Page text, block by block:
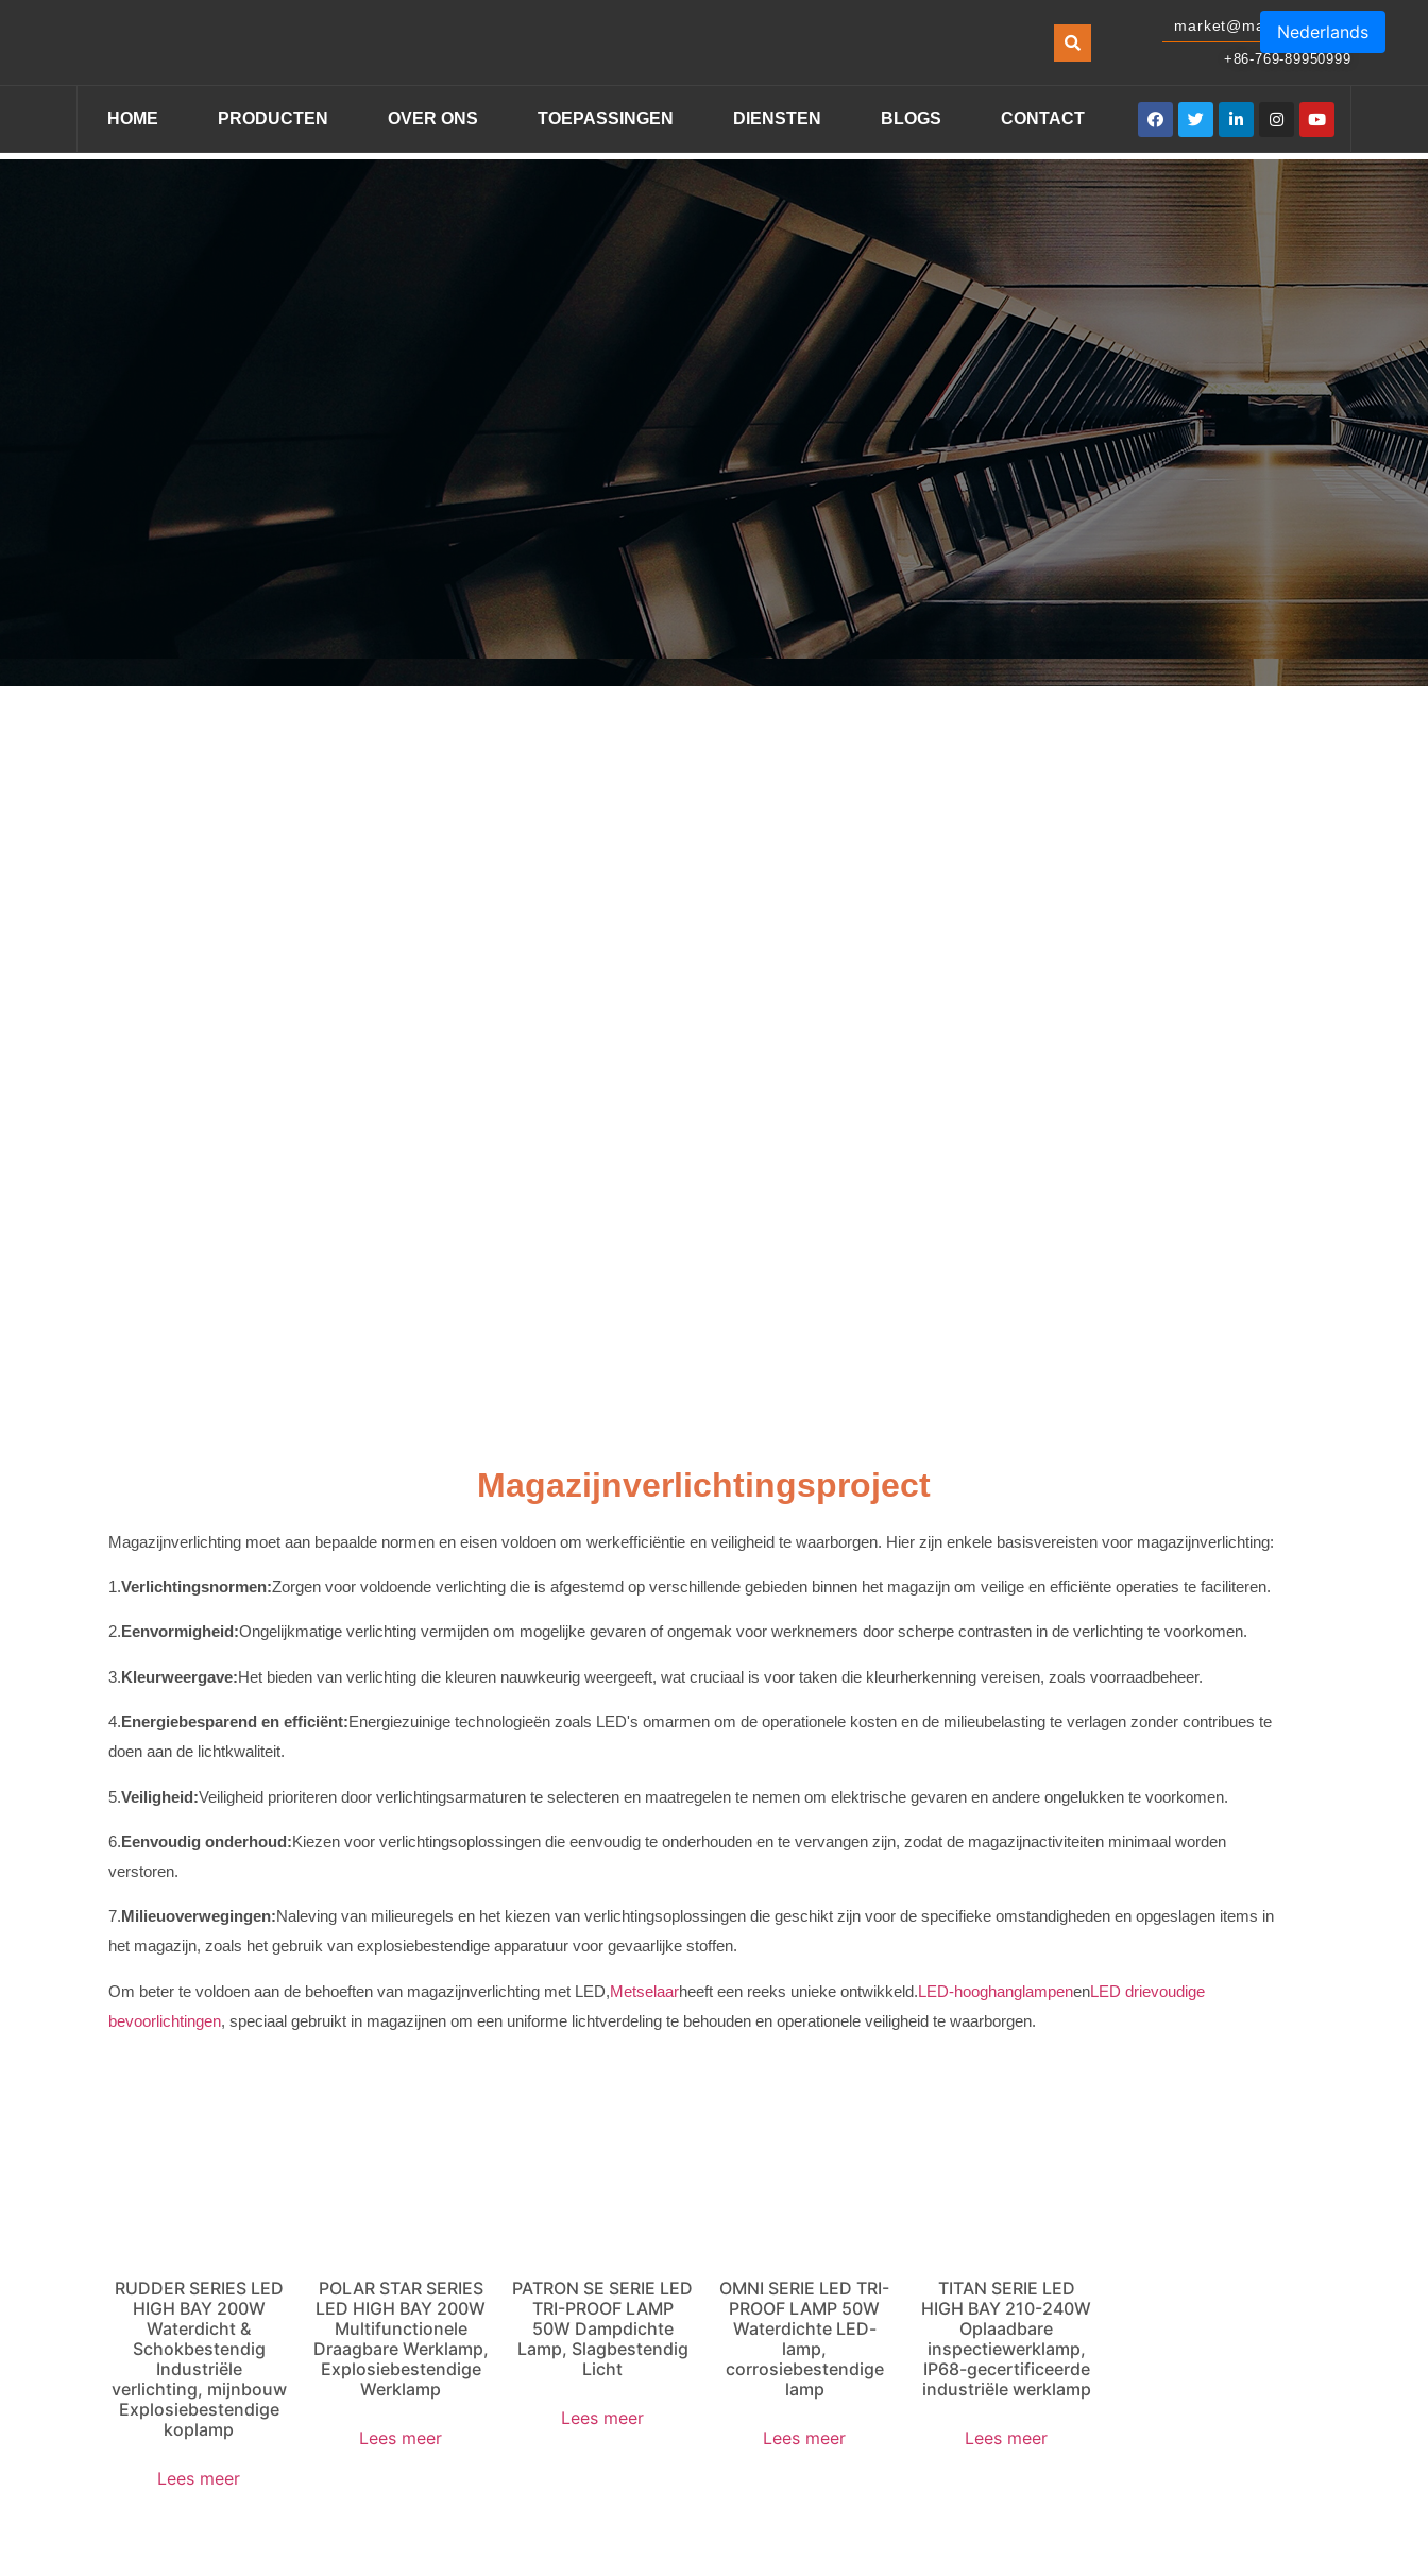
market@masonled.com
+86-769-89950999
HOME PRODUCTEN OVER ONS TOEPASSINGEN DIENSTEN BLOGS CONTACT
Magazijnverlichtingsproject
Magazijnverlichting moet aan bepaalde normen en eisen voldoen om werkefficiëntie en veiligheid te waarborgen. Hier zijn enkele basisvereisten voor magazijnverlichting:
1.Verlichtingsnormen:Zorgen voor voldoende verlichting die is afgestemd op verschillende gebieden binnen het magazijn om veilige en efficiënte operaties te faciliteren.
2.Eenvormigheid:Ongelijkmatige verlichting vermijden om mogelijke gevaren of ongemak voor werknemers door scherpe contrasten in de verlichting te voorkomen.
3.Kleurweergave:Het bieden van verlichting die kleuren nauwkeurig weergeeft, wat cruciaal is voor taken die kleurherkenning vereisen, zoals voorraadbeheer.
4.Energiebesparend en efficiënt:Energiezuinige technologieën zoals LED's omarmen om de operationele kosten en de milieubelasting te verlagen zonder contribues te
doen aan de lichtkwaliteit.
5.Veiligheid:Veiligheid prioriteren door verlichtingsarmaturen te selecteren en maatregelen te nemen om elektrische gevaren en andere ongelukken te voorkomen.
6.Eenvoudig onderhoud:Kiezen voor verlichtingsoplossingen die eenvoudig te onderhouden en te vervangen zijn, zodat de magazijnactiviteiten minimaal worden
verstoren.
7.Milieuoverwegingen:Naleving van milieuregels en het kiezen van verlichtingsoplossingen die geschikt zijn voor de specifieke omstandigheden en opgeslagen items in
het magazijn, zoals het gebruik van explosiebestendige apparatuur voor gevaarlijke stoffen.
Om beter te voldoen aan de behoeften van magazijnverlichting met LED,Metselaarheeft een reeks unieke ontwikkeld.LED-hooghanglampenenLED drievoudige
bevoorlichtingen, speciaal gebruikt in magazijnen om een uniforme lichtverdeling te behouden en operationele veiligheid te waarborgen.
RUDDER SERIES LED
HIGH BAY 200W
Waterdicht &
Schokbestendig
Industriële
verlichting, mijnbouw
Explosiebestendige
koplamp
Lees meer
POLAR STAR SERIES
LED HIGH BAY 200W
Multifunctionele
Draagbare Werklamp,
Explosiebestendige
Werklamp
Lees meer
PATRON SE SERIE LED
TRI-PROOF LAMP
50W Dampdichte
Lamp, Slagbestendig
Licht
Lees meer
OMNI SERIE LED TRI-
PROOF LAMP 50W
Waterdichte LED-
lamp,
corrosiebestendige
lamp
Lees meer
TITAN SERIE LED
HIGH BAY 210-240W
Oplaadbare
inspectiewerklamp,
IP68-gecertificeerde
industriële werklamp
Lees meer
Nederlands